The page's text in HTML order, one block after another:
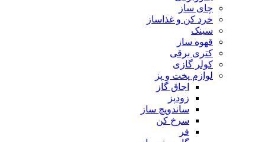
چای ساز
خرد کن و غذاساز
سینک
قهوه ساز
کتری برقی
کولر گازی
لوازم پخت و پز
اجاق گاز
زودپز
ساندویچ ساز
سرخ کن
فر